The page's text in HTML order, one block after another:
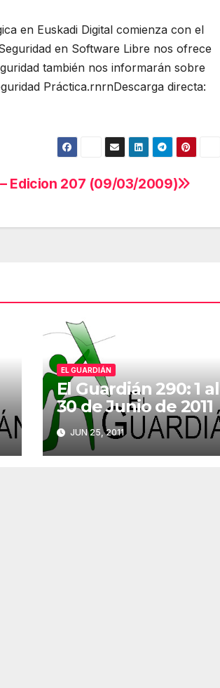
en Euskadi Digital comienza con el
en Software Libre nos ofrece
también nos informarán sobre
Práctica.rnrnDescarga directa:
– Edicion 207 (09/03/2009)
EL GUARDIÁN
El Guardián 290: 1 al
30 de Junio de 2011
JUN 25, 2011